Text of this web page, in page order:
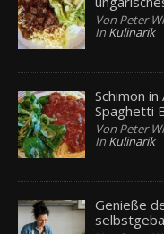
Von Peter
In Kulinarik
Schimon
Spaghetti
Von Peter
In Kulinarik
Genieße